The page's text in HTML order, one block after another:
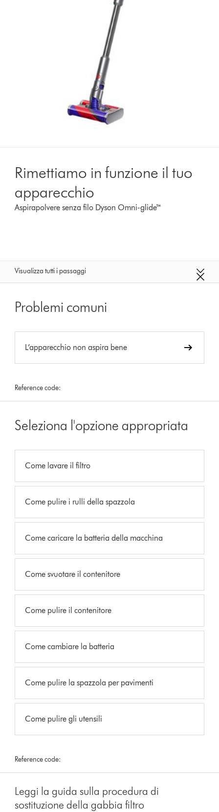
Rimettiamo in funzione il tuo
apparecchio
Aspirapolvere senza filo Dyson Omni-glide™
Visualizza tutti i passaggi
Problemi comuni
L’apparecchio non aspira bene
Reference code:
Seleziona l'opzione appropriata
Come lavare il filtro
Come pulire i rulli della spazzola
Come caricare la batteria della macchina
Come svuotare il contenitore
Come pulire il contenitore
Come cambiare la batteria
Come pulire la spazzola per pavimenti
Come pulire gli utensili
Reference code:
Leggi la guida sulla procedura di
sostituzione della gabbia filtro